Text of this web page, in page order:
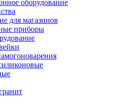
оборудование
для магазинов
приборы